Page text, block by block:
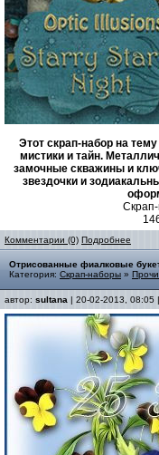
Этот скрап-набор на
мистики и тайн.
замочные скважины и
звездочки и
Комментарии (0) Подробнее
Отрисованные фиалковые
Категория: Скрап-наборы »
автор: sultana | 20-02-2013, 08:05